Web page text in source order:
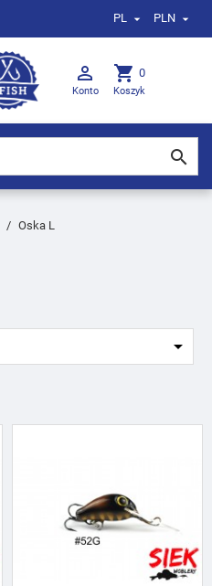
PL  PLN 

Konto
shopping_cart 0
Koszyk

Oska L
